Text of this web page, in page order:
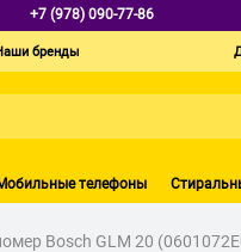
+7 (978) 090-77-86
бренды
телефоны
Bosch GLM 20